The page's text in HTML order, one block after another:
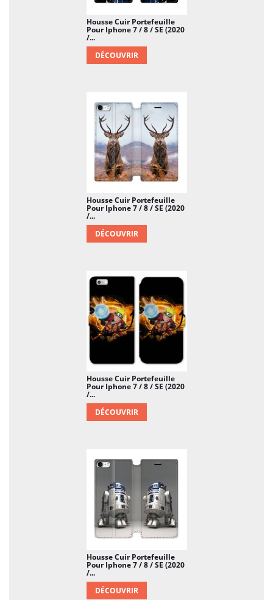
Housse Cuir Portefeuille
Pour Iphone 7 / 8 / SE (2020
/...
DÉCOUVRIR
Housse Cuir Portefeuille
Pour Iphone 7 / 8 / SE (2020
/...
DÉCOUVRIR
Housse Cuir Portefeuille
Pour Iphone 7 / 8 / SE (2020
/...
DÉCOUVRIR
Housse Cuir Portefeuille
Pour Iphone 7 / 8 / SE (2020
/...
DÉCOUVRIR